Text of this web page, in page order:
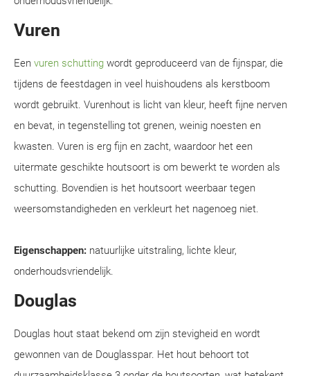
Vuren
Een vuren schutting wordt geproduceerd van de fijnspar, die
tijdens de feestdagen in veel huishoudens als kerstboom
wordt gebruikt. Vurenhout is licht van kleur, heeft fijne nerven
en bevat, in tegenstelling tot grenen, weinig noesten en
kwasten. Vuren is erg fijn en zacht, waardoor het een
uitermate geschikte houtsoort is om bewerkt te worden als
schutting. Bovendien is het houtsoort weerbaar tegen
weersomstandigheden en verkleurt het nagenoeg niet.
Eigenschappen: natuurlijke uitstraling, lichte kleur,
onderhoudsvriendelijk.
Douglas
Douglas hout staat bekend om zijn stevigheid en wordt
gewonnen van de Douglasspar. Het hout behoort tot